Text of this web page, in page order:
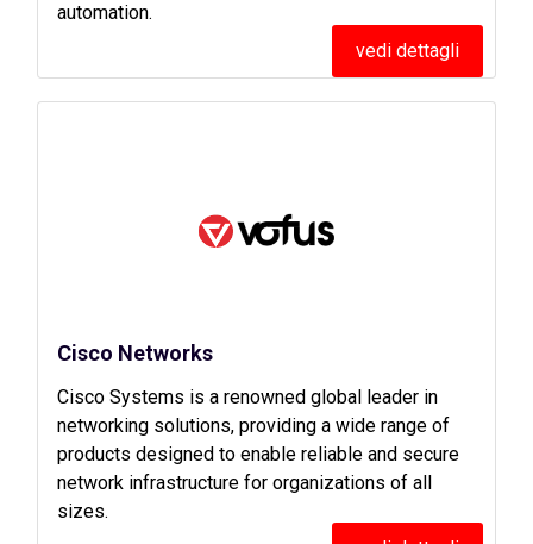
automation.
vedi dettagli
Cisco Networks
Cisco Systems is a renowned global leader in
networking solutions, providing a wide range of
products designed to enable reliable and secure
network infrastructure for organizations of all
sizes.